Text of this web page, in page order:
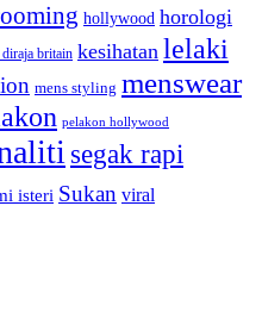
hollywood horologi
diraja britain kesihatan lelaki
mens styling menswear
pelakon hollywood
segak rapi
isteri Sukan viral